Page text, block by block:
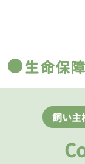
生命保
飼い主